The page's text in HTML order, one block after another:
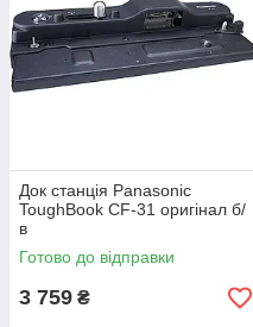
Док станція Panasonic
ToughBook CF-31 оригінал б/
в
Готово до відправки
3 759 ₴